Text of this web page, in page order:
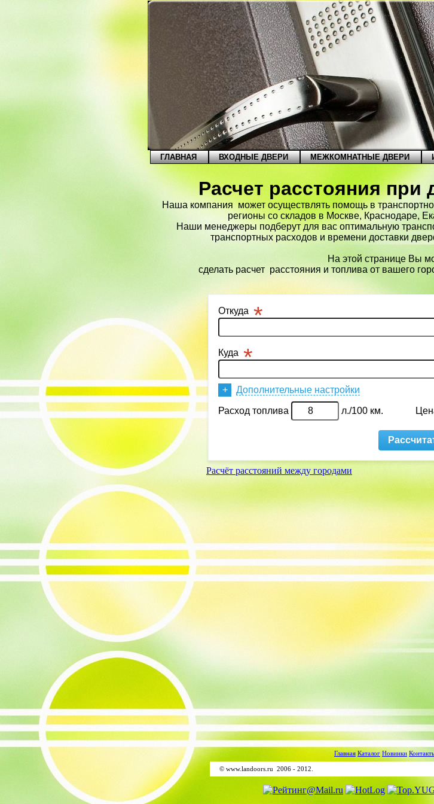
Расчет расстояния при
Наша компания может осуществлять помощь в
регионы со складов в Москве, Краснодаре,
Наши менеджеры подберут для вас оптимальную
транспортных расходов и времени доставки
На этой странице Вы
сделать расчет расстояния и топлива от вашего
© www.landoors.ru 2006 - 2012.
Главная Каталог Новинки
Расчёт расстояний между городами
ГЛАВНАЯ ВХОДНЫЕ ДВЕРИ МЕЖКОМНАТНЫЕ ДВЕРИ